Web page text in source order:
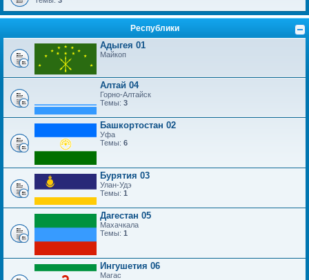
Республики
Адыгея 01
Майкоп
Алтай 04
Горно-Алтайск
Темы: 3
Башкортостан 02
Уфа
Темы: 6
Бурятия 03
Улан-Удэ
Темы: 1
Дагестан 05
Махачкала
Темы: 1
Ингушетия 06
Магас